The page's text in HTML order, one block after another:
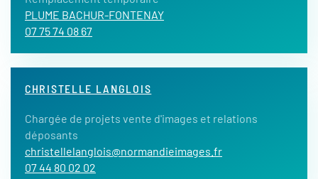
PLUME BACHUR-FONTENAY
07 75 74 08 67
CHRISTELLE LANGLOIS
Chargée de projets vente d'images et relations
déposants
christellelanglois@normandieimages.fr
07 44 80 02 02